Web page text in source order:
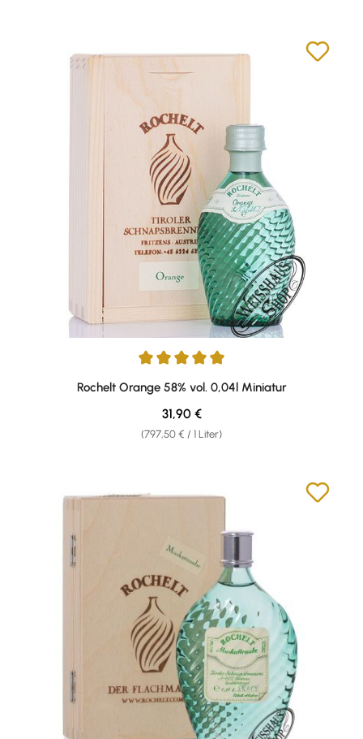
Durchschnittliche Bewertung von 5 von 5 Sternen
Rochelt Orange 58% vol. 0,04l Miniatur
(797,50 € / 1 Liter)
Regulärer Preis:
31,90 €